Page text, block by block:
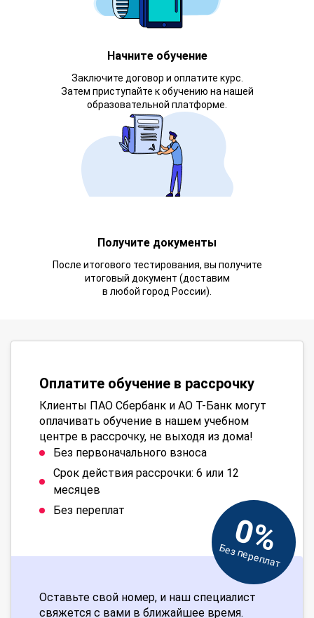
Начните обучение
Заключите договор и оплатите курс.
Затем приступайте к обучению на нашей
образовательной платформе.
Получите документы
После итогового тестирования, вы получите
итоговый документ (доставим
в любой город России).
Оплатите обучение в рассрочку
Клиенты ПАО Сбербанк и АО Т-Банк могут
оплачивать обучение в нашем учебном
центре в рассрочку, не выходя из дома!
Без первоначального взноса
Срок действия рассрочки: 6 или 12
месяцев
Без переплат
0%
Без переплат
Оставьте свой номер, и наш специалист
свяжется с вами в ближайшее время.